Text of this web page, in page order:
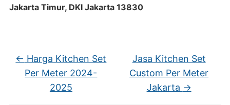
Jakarta Timur, DKI Jakarta 13830
← Harga Kitchen Set
Per Meter 2024-
2025
Jasa Kitchen Set
Custom Per Meter
Jakarta →